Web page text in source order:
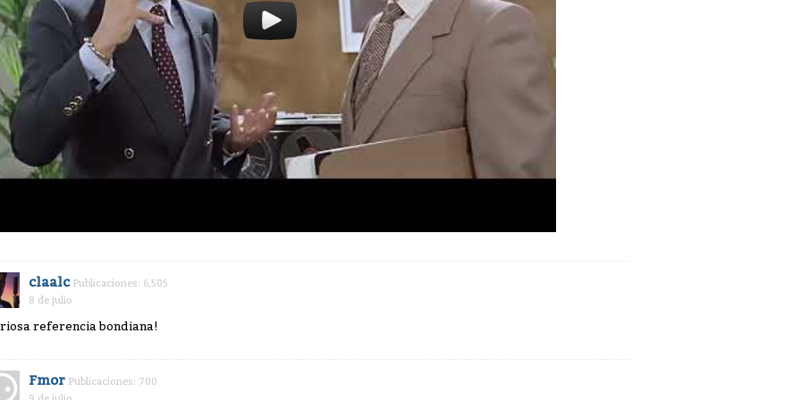
claalc Publicaciones: 6,505
8 de julio
referencia bondiana!
Fmor Publicaciones: 700